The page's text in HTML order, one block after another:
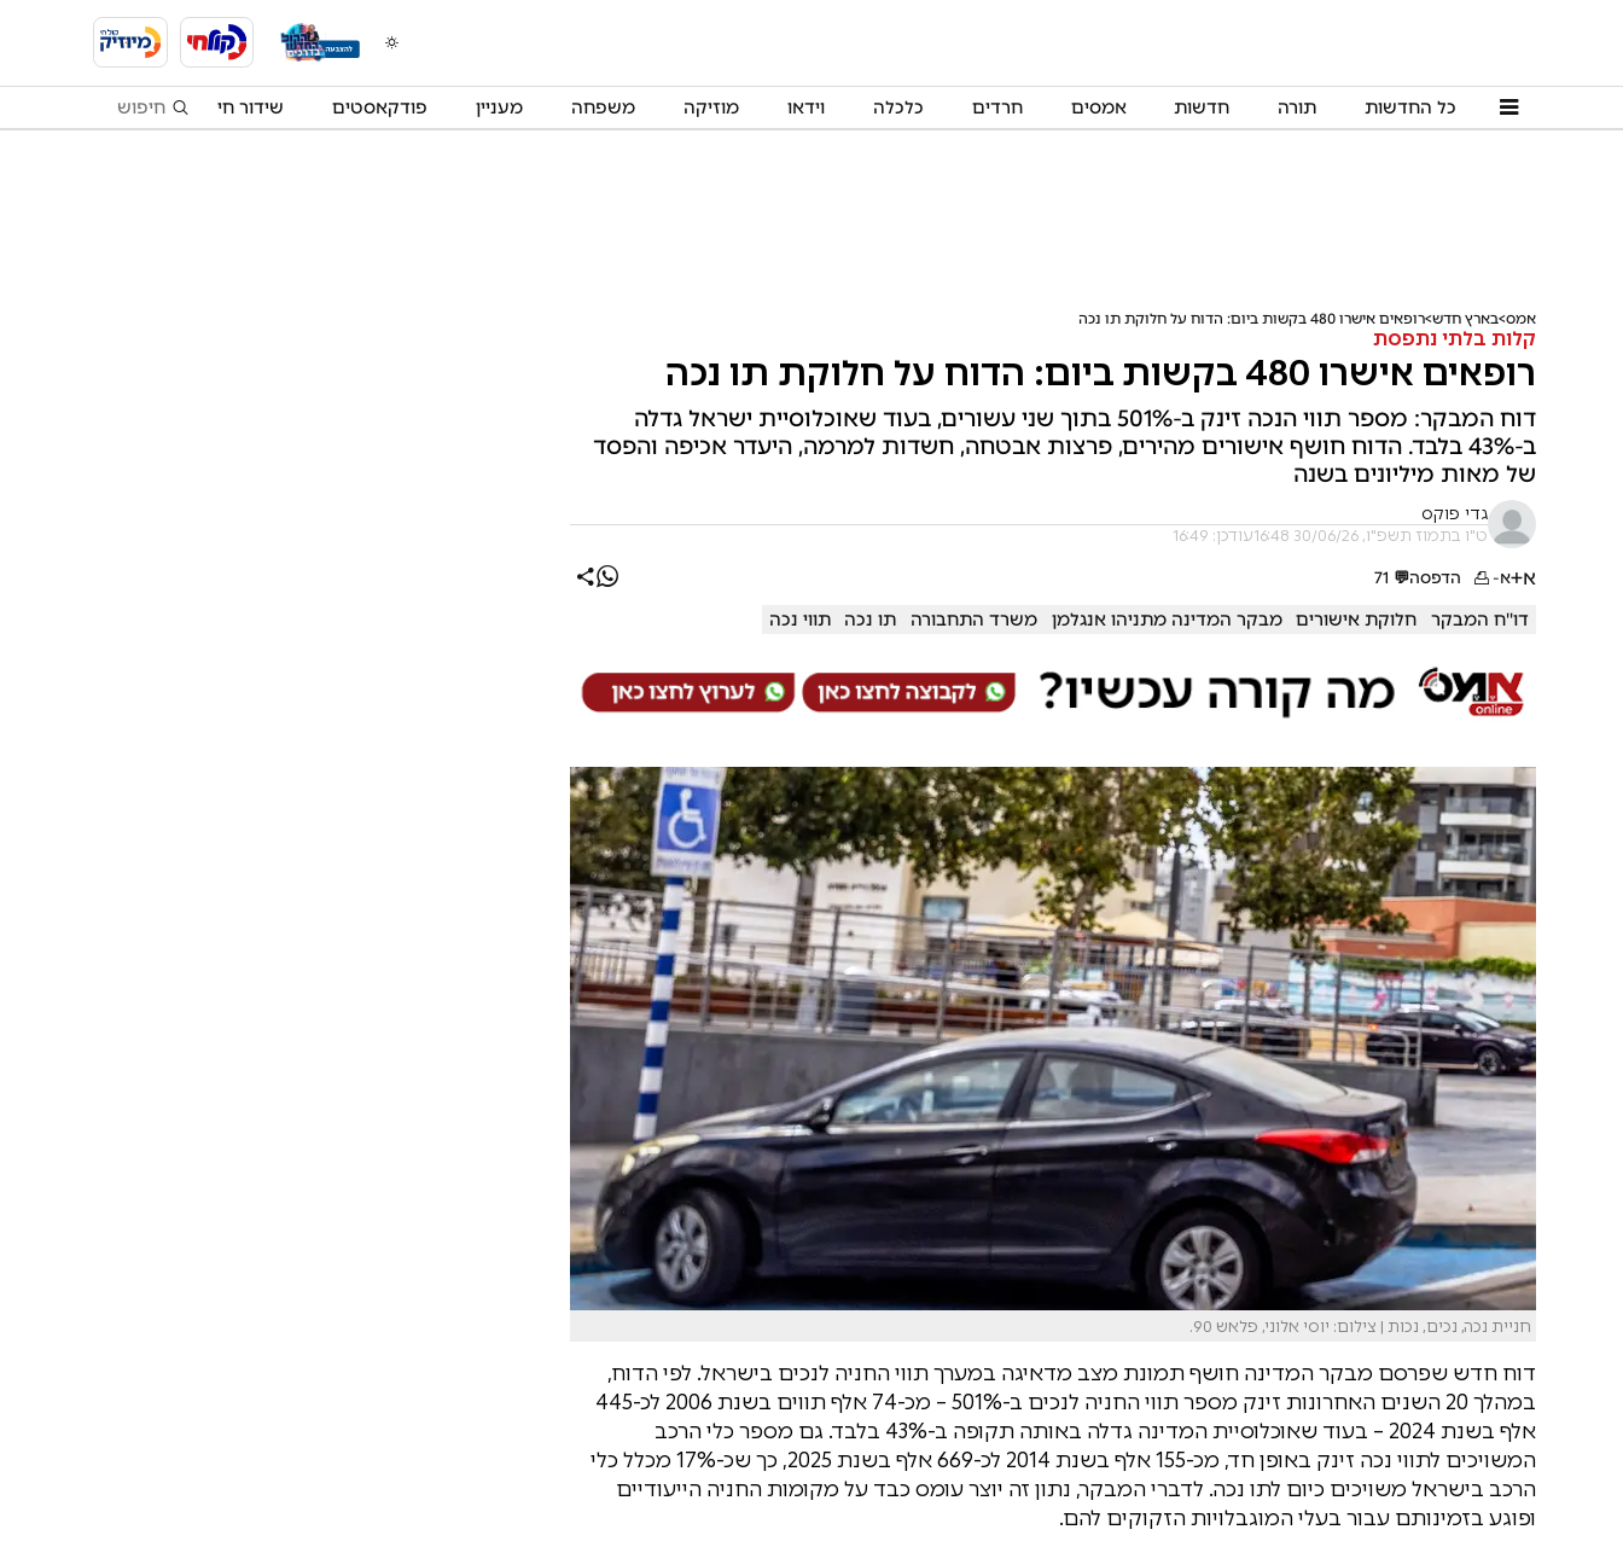
כל החדשות תורה חדשות אמסים חרדים כלכלה וידאו מוזיקה משפחה מעניין פודקאסטים שידור חי
אמס בארץ חדש רופאים אישרו 480 בקשות ביום: הדוח על חלוקת תו נכה
קלות בלתי נתפסת
רופאים אישרו 480 בקשות ביום: הדוח על חלוקת תו נכה
דוח המבקר: מספר תווי הנכה זינק ב-501% בתוך שני עשורים, בעוד שאוכלוסיית ישראל גדלה
ב-43% בלבד. הדוח חושף אישורים מהירים, פרצות אבטחה, חשדות למרמה, היעדר אכיפה והפסד
של מאות מיליונים בשנה
גדי פוקס
ט"ו בתמוז תשפ"ו, 30/06/26 16:48 עודכן: 16:49
א+א- הדפסה💬
71
דו''ח המבקר חלוקת אישורים מבקר המדינה מתניהו אנגלמן משרד התחבורה תו נכה תווי נכה
חניית נכה, נכים, נכות | צילום: יוסי אלוני, פלאש 90.
דוח חדש שפרסם מבקר המדינה חושף תמונת מצב מדאיגה במערך תווי החניה לנכים בישראל. לפי הדוח,
במהלך 20 השנים האחרונות זינק מספר תווי החניה לנכים ב-501% – מכ-74 אלף תווים בשנת 2006 לכ-445
אלף בשנת 2024 – בעוד שאוכלוסיית המדינה גדלה באותה תקופה ב-43% בלבד. גם מספר כלי הרכב
המשויכים לתווי נכה זינק באופן חד, מכ-155 אלף בשנת 2014 לכ-669 אלף בשנת 2025, כך שכ-17% מכלל כלי
הרכב בישראל משויכים כיום לתו נכה. לדברי המבקר, נתון זה יוצר עומס כבד על מקומות החניה הייעודיים
ופוגע בזמינותם עבור בעלי המוגבלויות הזקוקים להם.